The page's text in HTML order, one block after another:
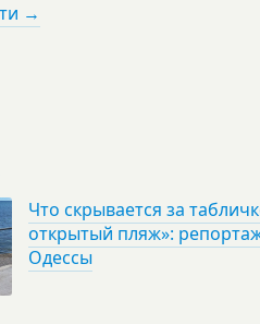
→
Что скрывается за
открытый пляж»:
Одессы